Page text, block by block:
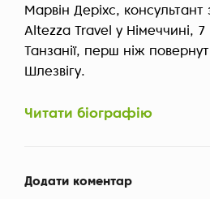
Марвін Деріхс,
Altezza Travel у Німеччині, 7
Танзанії, перш ніж
Шлезвігу.
Читати біографію
Додати коментар